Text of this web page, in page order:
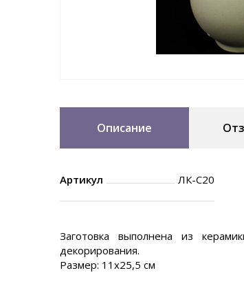
Описание
Артикул ЛК-С20
Заготовка выполнена из
декорирования.
Размер: 11х25,5 см